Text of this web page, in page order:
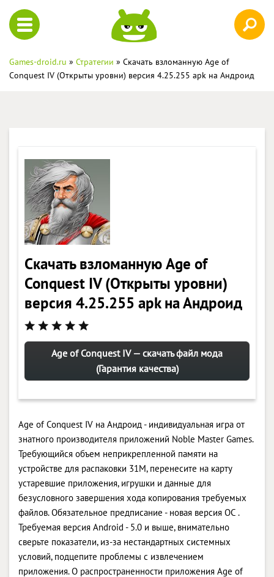
Games-droid.ru » Стратегии » Скачать взломанную Age of
Conquest IV (Открыты уровни) версия 4.25.255 apk на Андроид
Скачать взломанную Age of
Conquest IV (Открыты уровни)
версия 4.25.255 apk на Андроид
Age of Conquest IV — скачать файл мода
(Гарантия качества)
Age of Conquest IV на Андроид - индивидуальная игра от
знатного производителя приложений Noble Master Games.
Требующийся объем неприкрепленной памяти на
устройстве для распаковки 31M, перенесите на карту
устаревшие приложения, игрушки и данные для
безусловного завершения хода копирования требуемых
файлов. Обязательное предписание - новая версия ОС .
Требуемая версия Android - 5.0 и выше, внимательно
сверьте показатели, из-за нестандартных системных
условий, подцепите проблемы с извлечением
приложения. О распространенности приложения Age of